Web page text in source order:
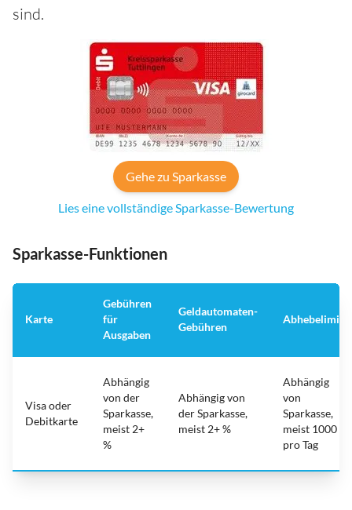
sind.
Gehe zu Sparkasse
Lies eine vollständige Sparkasse-Bewertung
Sparkasse-Funktionen
Karte
Gebühren
für
Ausgaben
Geldautomaten-
Gebühren
Abhebelimit
Visa oder
Debitkarte
Abhängig
von der
Sparkasse,
meist 2+
%
Abhängig von
der Sparkasse,
meist 2+ %
Abhängig
von
Sparkasse,
meist 1000
pro Tag